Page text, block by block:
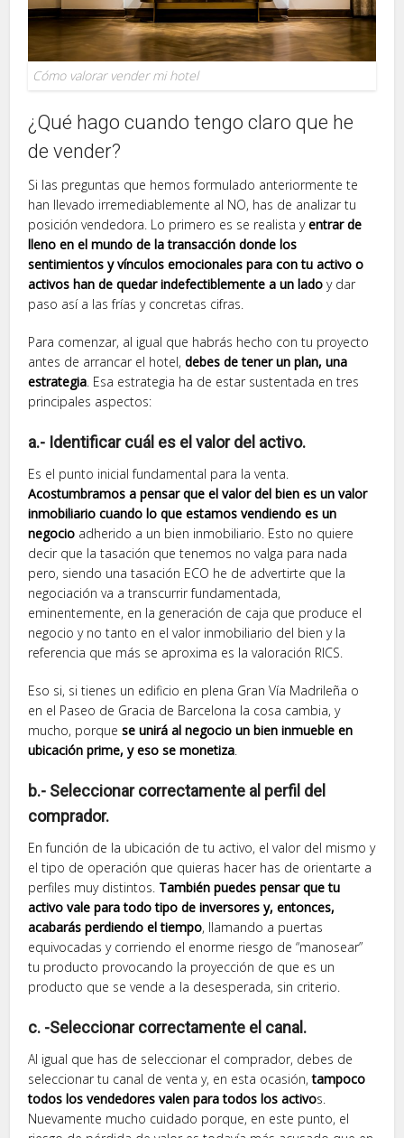
Cómo valorar vender mi hotel
¿Qué hago cuando tengo claro que he
de vender?
Si las preguntas que hemos formulado anteriormente te
han llevado irremediablemente al NO, has de analizar tu
posición vendedora. Lo primero es se realista yentrar de
lleno en el mundo de la transacción donde los
sentimientos y vínculos emocionales para con tu activo o
activos han de quedar indefectiblemente a un ladoy dar
paso así a las frías y concretas cifras.
Para comenzar, al igual que habrás hecho con tu proyecto
antes de arrancar el hotel,debes de tener un plan, una
estrategia. Esa estrategia ha de estar sustentada en tres
principales aspectos:
a.- Identificar cuál es el valor del activo.
Es el punto inicial fundamental para la venta.
Acostumbramos a pensar que el valor del bien es un valor
inmobiliario cuando lo que estamos vendiendo es un
negocio adherido a un bien inmobiliario. Esto no quiere
decir que la tasación que tenemos no valga para nada
pero, siendo una tasación ECO he de advertirte que la
negociación va a transcurrir fundamentada,
eminentemente, en la generación de caja que produce el
negocio y no tanto en el valor inmobiliario del bien y la
referencia que más se aproxima es la valoración RICS.
Eso si, si tienes un edificio en plena Gran Vía Madrileña o
en el Paseo de Gracia de Barcelona la cosa cambia, y
mucho, porque se unirá al negocio un bien inmueble en
ubicación prime, y eso se monetiza.
b.- Seleccionar correctamente al perfil del
comprador.
En función de la ubicación de tu activo, el valor del mismo y
el tipo de operación que quieras hacer has de orientarte a
perfiles muy distintos. También puedes pensar que tu
activo vale para todo tipo de inversores y, entonces,
acabarás perdiendo el tiempo, llamando a puertas
equivocadas y corriendo el enorme riesgo de “manosear”
tu producto provocando la proyección de que es un
producto que se vende a la desesperada, sin criterio.
c. -Seleccionar correctamente el canal.
Al igual que has de seleccionar el comprador, debes de
seleccionar tu canal de venta y, en esta ocasión,tampoco
todos los vendedores valen para todos los activos.
Nuevamente mucho cuidado porque, en este punto, el